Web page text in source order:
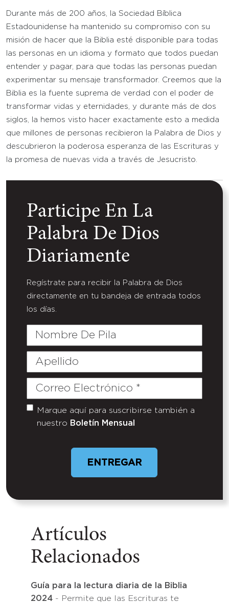
Durante más de 200 años, la Sociedad Bíblica
Estadounidense ha mantenido su compromiso con su
misión de hacer que la Biblia esté disponible para todas
las personas en un idioma y formato que todos puedan
entender y pagar, para que todas las personas puedan
experimentar su mensaje transformador. Creemos que la
Biblia es la fuente suprema de verdad con el poder de
transformar vidas y eternidades, y durante más de dos
siglos, la hemos visto hacer exactamente esto a medida
que millones de personas recibieron la Palabra de Dios y
descubrieron la poderosa esperanza de las Escrituras y
la promesa de nuevas vida a través de Jesucristo.
Participe En La
Palabra De Dios
Diariamente
Regístrate para recibir la Palabra de Dios
directamente en tu bandeja de entrada todos
los días.
Nombre
Pila
Apellido
Correo
Untitled
Marque aquí para suscribirse también a
nuestro Boletín Mensual
Artículos
Relacionados
Guía para la lectura diaria de la Biblia
2024 - Permite que las Escrituras te